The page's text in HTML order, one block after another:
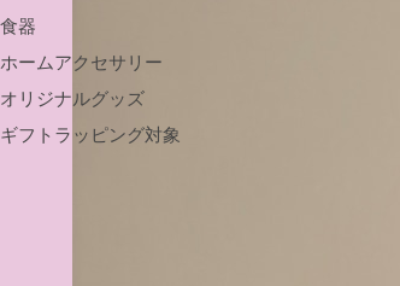
食器
ホームアクセサリー
オリジナルグッズ
ギフトラッピング対象